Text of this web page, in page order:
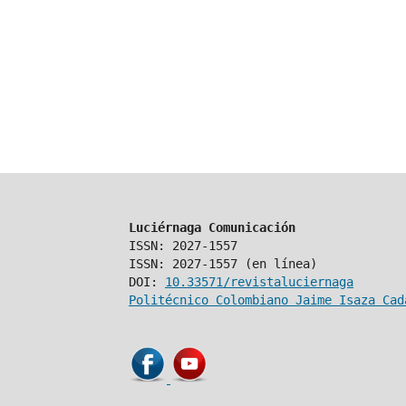
Luciérnaga Comunicación
ISSN: 2027-1557
ISSN: 2027-1557 (en línea)
DOI: 10.33571/revistaluciernaga
Politécnico Colombiano Jaime Isaza